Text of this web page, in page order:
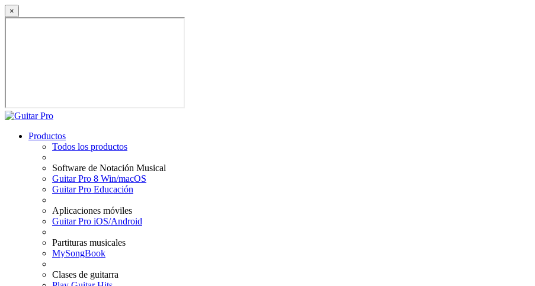
×
Productos
Todos los productos
Software de Notación Musical
Guitar Pro 8 Win/macOS
Guitar Pro Educación
Aplicaciones móviles
Guitar Pro iOS/Android
Partituras musicales
MySongBook
Clases de guitarra